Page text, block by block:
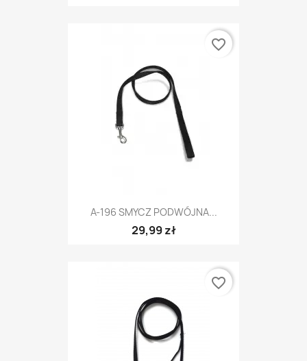
A-196 SMYCZ PODWÓJNA...
29,99 zł
favorite_border
favorite_border